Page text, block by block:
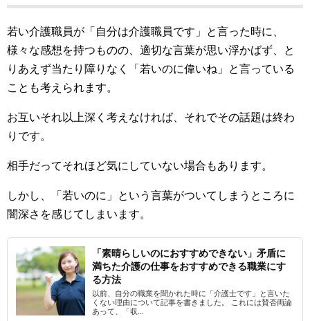
若い介護職員が「自分は介護職員です」と言った時に、
様々な感想を持つものの、適切な言葉が思い浮かばず、と
りあえず当たり障りなく「若いのに偉いね」と言っている
ことも考えられます。
お互いそれ以上深く考えなければ、それでその話題は終わ
りです。
相手だってそれほど気にしていない場合もあります。
しかし、「若いのに」という言葉がついてしまうところに
闇深さを感じてしまいます。
「素晴らしいのにおすすめできない」矛盾に
満ちた介護の仕事をおすすめできる職業にす
る方法
以前、自分の職業を聞かれた時に「介護士です」と言いた
くない理由について記事を書きました。 これには賛否両論
あって、「収...